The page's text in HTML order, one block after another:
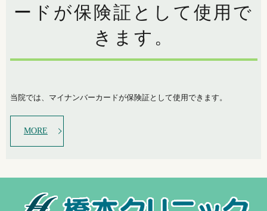
ードが保険証として使用で
きます。
当院では、マイナンバーカードが保険証として使用できます。
MORE